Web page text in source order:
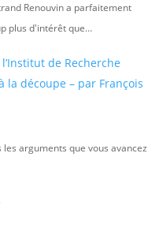
Renouvin a parfaitement
plus d'intérêt que…
de Recherche
la découpe – par François
arguments que vous avancez